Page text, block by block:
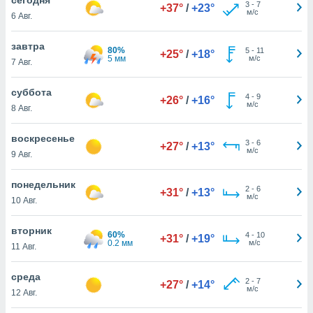
действия
на веб-
основе.
нашей
cookie
в
ВЫ
6 Авг.
+37° / +23° 3- 7
м/с
завтра
7 Авг.
80%
5 мм
+25° / +18° 5- 11
м/с
суббота
8 Авг.
+26° / +16° 4- 9
м/с
воскресенье
9 Авг.
+27° / +13° 3- 6
м/с
понедельник
10 Авг.
+31° / +13° 2- 6
м/с
вторник
11 Авг.
60%
0.2 мм
+31° / +19° 4- 10
м/с
среда
12 Авг.
+27° / +14° 2- 7
м/с